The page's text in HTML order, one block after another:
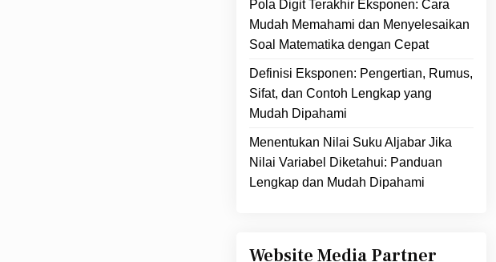
Pola Digit Terakhir Eksponen: Cara
Mudah Memahami dan Menyelesaikan
Soal Matematika dengan Cepat
Definisi Eksponen: Pengertian, Rumus,
Sifat, dan Contoh Lengkap yang
Mudah Dipahami
Menentukan Nilai Suku Aljabar Jika
Nilai Variabel Diketahui: Panduan
Lengkap dan Mudah Dipahami
Website Media Partner